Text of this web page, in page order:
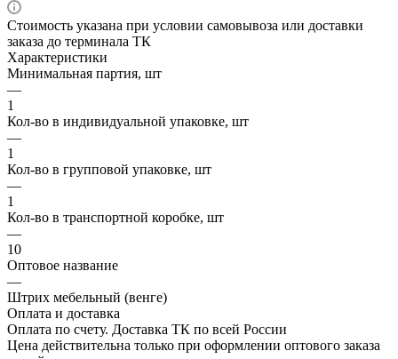
Стоимость указана при условии самовывоза или доставки
заказа до терминала ТК
Характеристики
Минимальная партия, шт
—
1
Кол-во в индивидуальной упаковке, шт
—
1
Кол-во в групповой упаковке, шт
—
1
Кол-во в транспортной коробке, шт
—
10
Оптовое название
—
Штрих мебельный (венге)
Оплата и доставка
Оплата по счету. Доставка ТК по всей России
Цена действительна только при оформлении оптового заказа